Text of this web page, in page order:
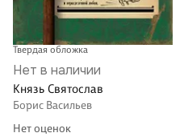
Твердая обложка
Нет в наличии
Князь Святослав
Борис Васильев
Нет оценок